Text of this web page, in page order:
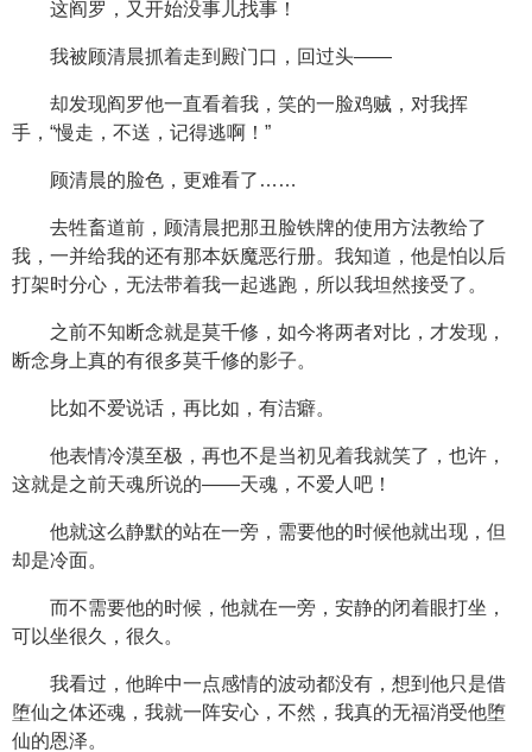
这阎罗，又开始没事儿找事！
我被顾清晨抓着走到殿门口，回过头——
却发现阎罗他一直看着我，笑的一脸鸡贼，对我挥
手，“慢走，不送，记得逃啊！”
顾清晨的脸色，更难看了……
去牲畜道前，顾清晨把那丑脸铁牌的使用方法教给了
我，一并给我的还有那本妖魔恶行册。我知道，他是怕以后
打架时分心，无法带着我一起逃跑，所以我坦然接受了。
之前不知断念就是莫千修，如今将两者对比，才发现，
断念身上真的有很多莫千修的影子。
比如不爱说话，再比如，有洁癖。
他表情冷漠至极，再也不是当初见着我就笑了，也许，
这就是之前天魂所说的——天魂，不爱人吧！
他就这么静默的站在一旁，需要他的时候他就出现，但
却是冷面。
而不需要他的时候，他就在一旁，安静的闭着眼打坐，
可以坐很久，很久。
我看过，他眸中一点感情的波动都没有，想到他只是借
堕仙之体还魂，我就一阵安心，不然，我真的无福消受他堕
仙的恩泽。